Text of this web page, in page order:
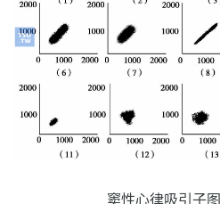
窦性心律吸引子